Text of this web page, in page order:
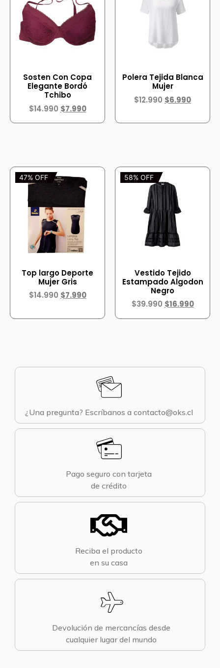
Sosten Con Copa
Elegante Bordó
Tchibo
$14.990 $7.990
Polera Tejida Blanca
Mujer
$12.990 $6.990
47% OFF
Top largo Deporte
Mujer Gris
$14.990 $7.990
58% OFF
Vestido Tejido
Estampado Algodon
Negro
$39.990 $16.990
¿Una pregunta? Escríbanos a contacto@oks.cl
Pago seguro con tarjeta
de crédito
Reciba el producto
en su casa
Devolución de mercancías desde
cualquier lugar del mundo